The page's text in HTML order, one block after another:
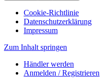
Cookie-Richtlinie
Datenschutzerklärung
Impressum
Zum Inhalt springen
Händler werden
Anmelden / Registrieren